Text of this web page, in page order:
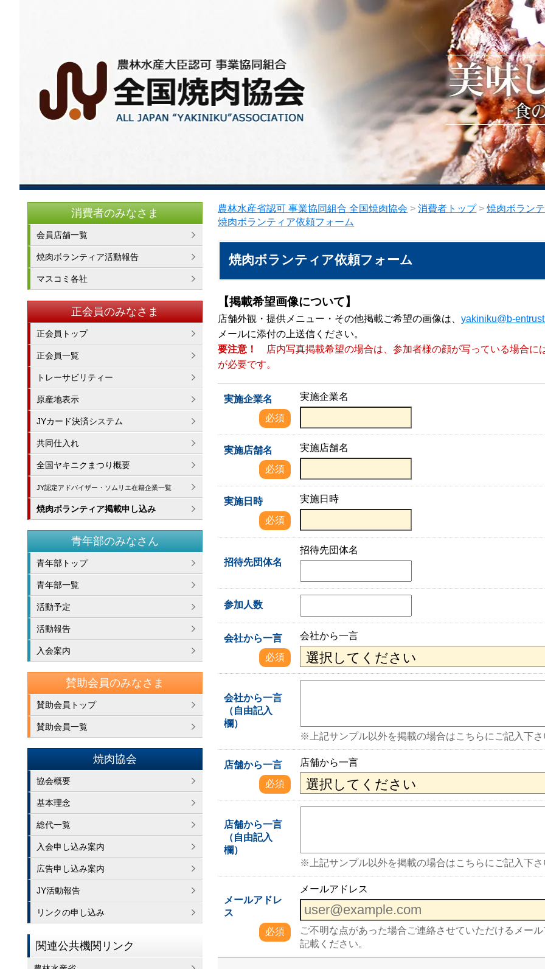
農林水産省認可 事業協同組合 全国焼肉協会 > 消費者トップ > 焼肉ボラン
焼肉ボランティア依頼フォーム
焼肉ボランティア依頼フォーム
【掲載希望画像について】
店舗外観・提供メニュー・その他掲載ご希望の画像は、yakiniku@b-
メールに添付の上送信ください。
要注意！
店内写真掲載希望の場合は、参加者様の顔が写っている場合に
が必要です。
実施企業名
必須
実施企業名
実施店舗名
必須
実施店舗名
実施日時
必須
実施日時
招待先団体名
招待先団体名
参加人数
会社から一言
必須
会社から一言
会社から一言
（自由記入
欄）
※上記サンプル以外を掲載の場合はこちらにご記入下
店舗から一言
必須
店舗から一言
店舗から一言
（自由記入
欄）
※上記サンプル以外を掲載の場合はこちらにご記入下
メールアドレ
ス
必須
メールアドレス
ご不明な点があった場合ご連絡させていただけるメー
記載ください。
消費者のみなさま
会員店舗一覧
焼肉ボランティア活動報告
マスコミ各社
正会員のみなさま
正会員トップ
正会員一覧
トレーサビリティー
原産地表示
JYカード決済システム
共同仕入れ
全国ヤキニクまつり概要
JY認定アドバイザー・ソムリエ在籍企業一覧
焼肉ボランティア掲載申し込み
青年部のみなさん
青年部トップ
青年部一覧
活動予定
活動報告
入会案内
賛助会員のみなさま
賛助会員トップ
賛助会員一覧
焼肉協会
協会概要
基本理念
総代一覧
入会申し込み案内
広告申し込み案内
JY活動報告
リンクの申し込み
関連公共機関リンク